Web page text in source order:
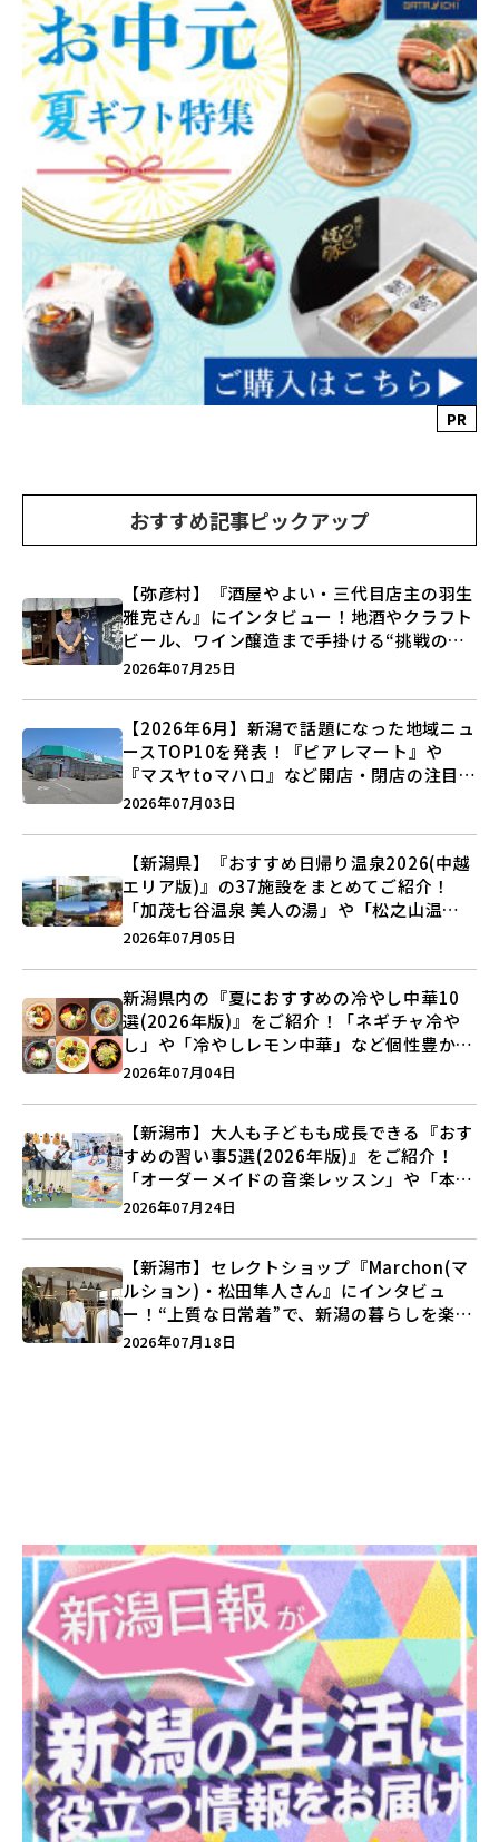
PR
おすすめ記事ピックアップ
【弥彦村】『酒屋やよい・三代目店主の羽生
雅克さん』にインタビュー！地酒やクラフト
ビール、ワイン醸造まで手掛ける“挑戦の歴
史”に迫る♪
2026年07月25日
【2026年6月】新潟で話題になった地域ニュ
ースTOP10を発表！『ピアレマート』や
『マスヤtoマハロ』など開店・閉店の注目記
事をランキングでご紹介♪
2026年07月03日
【新潟県】『おすすめ日帰り温泉2026(中越
エリア版)』の37施設をまとめてご紹介！
「加茂七谷温泉 美人の湯」や「松之山温泉
ナステビュウ湯の山」などを巡ろう♪
2026年07月05日
新潟県内の『夏におすすめの冷やし中華10
選(2026年版)』をご紹介！「ネギチャ冷や
し」や「冷やしレモン中華」など個性豊かな
ラインアップ♪
2026年07月04日
【新潟市】大人も子どもも成長できる『おす
すめの習い事5選(2026年版)』をご紹介！
「オーダーメイドの音楽レッスン」や「本格
キックボクシング」で新しい自分を見つけよ
2026年07月24日
【新潟市】セレクトショップ『Marchon(マ
ルション)・松田隼人さん』にインタビュ
ー！“上質な日常着”で、新潟の暮らしを楽し
む提案とは？
2026年07月18日